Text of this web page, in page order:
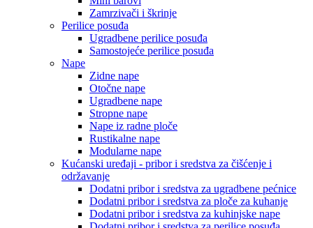
Zamrzivači i škrinje
Perilice posuđa
Ugradbene perilice posuđa
Samostojeće perilice posuđa
Nape
Zidne nape
Otočne nape
Ugradbene nape
Stropne nape
Nape iz radne ploče
Rustikalne nape
Modularne nape
Kućanski uređaji - pribor i sredstva za čišćenje i
održavanje
Dodatni pribor i sredstva za ugradbene pećnice
Dodatni pribor i sredstva za ploče za kuhanje
Dodatni pribor i sredstva za kuhinjske nape